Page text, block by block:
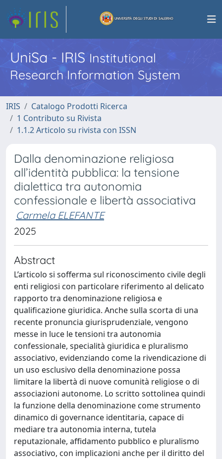
UniSa - IRISInstitutional
Research Information System
IRIS
Catalogo Prodotti Ricerca
1 Contributo su Rivista
1.1.2 Articolo su rivista con ISSN
Dalla denominazione religiosa
all’identità pubblica: la tensione
dialettica tra autonomia
confessionale e libertà associativa
Carmela ELEFANTE
2025
Abstract
L’articolo si sofferma sul riconoscimento civile degli
enti religiosi con particolare riferimento al delicato
rapporto tra denominazione religiosa e
qualificazione giuridica. Anche sulla scorta di una
recente pronuncia giurisprudenziale, vengono
messe in luce le tensioni tra autonomia
confessionale, specialità giuridica e pluralismo
associativo, evidenziando come la rivendicazione di
un uso esclusivo della denominazione possa
limitare la libertà di nuove comunità religiose o di
associazioni autonome. Lo scritto sottolinea quindi
la funzione della denominazione come strumento
dinamico di governance identitaria, capace di
mediare tra autonomia interna, tutela
reputazionale, affidamento pubblico e pluralismo
associativo, con implicazioni anche per il diritto del